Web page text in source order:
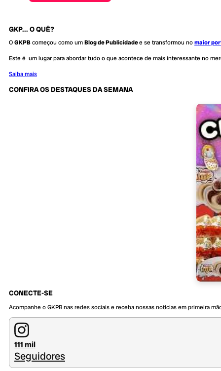
GKP... O QUÊ?
OGKPBcomeçou como umBlog de Publicidadee se transformou nomaior
Este é um lugar para abordar tudo o que acontece de mais interessante no
Saiba mais
CONFIRA OS DESTAQUES DA SEMANA
CONECTE-SE
Acompanhe o GKPB nas redes sociais e receba nossas notícias em primeira
111 mil
Seguidores